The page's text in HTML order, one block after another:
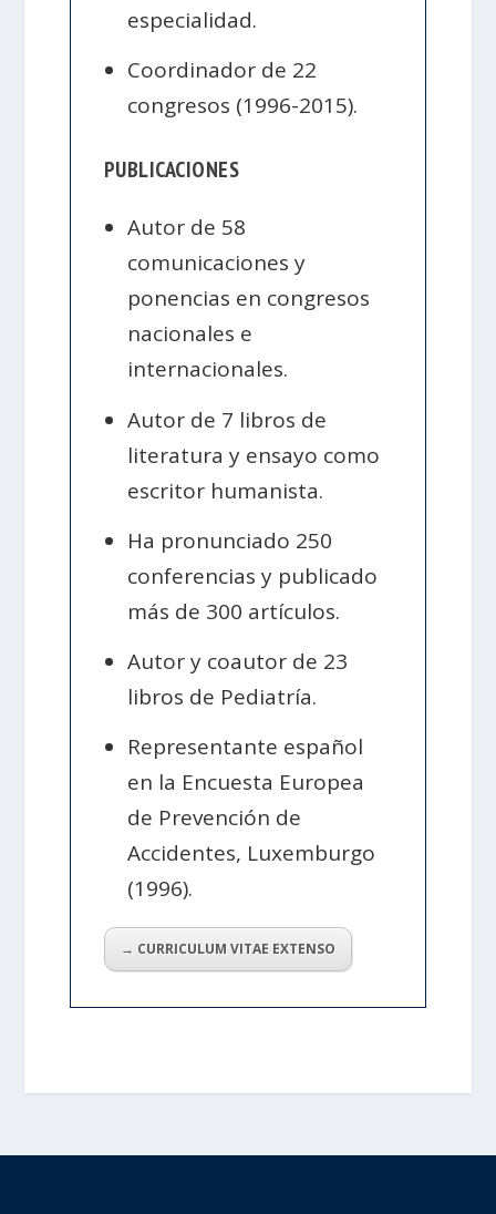
especialidad.
Coordinador de 22
congresos (1996-2015).
PUBLICACIONES
Autor de 58
comunicaciones y
ponencias en congresos
nacionales e
internacionales.
Autor de 7 libros de
literatura y ensayo como
escritor humanista.
Ha pronunciado 250
conferencias y publicado
más de 300 artículos.
Autor y coautor de 23
libros de Pediatría.
Representante español
en la Encuesta Europea
de Prevención de
Accidentes, Luxemburgo
(1996).
→ CURRICULUM VITAE EXTENSO